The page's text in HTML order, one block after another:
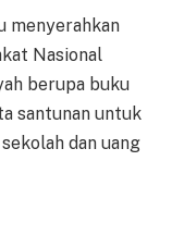
menyerahkan
Nasional
berupa buku
santunan untuk
dan uang